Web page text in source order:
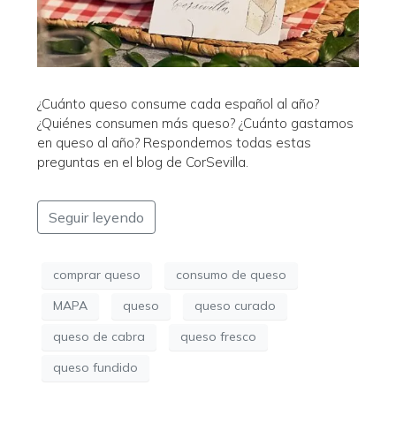
¿Cuánto queso consume cada español al año?
¿Quiénes consumen más queso? ¿Cuánto gastamos
en queso al año? Respondemos todas estas
preguntas en el blog de CorSevilla.
Seguir leyendo
comprar queso
consumo de queso
MAPA
queso
queso curado
queso de cabra
queso fresco
queso fundido